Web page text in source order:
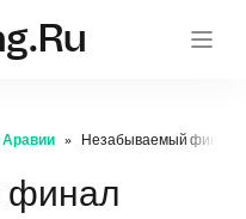
Аравии Незабываемый финал
финал